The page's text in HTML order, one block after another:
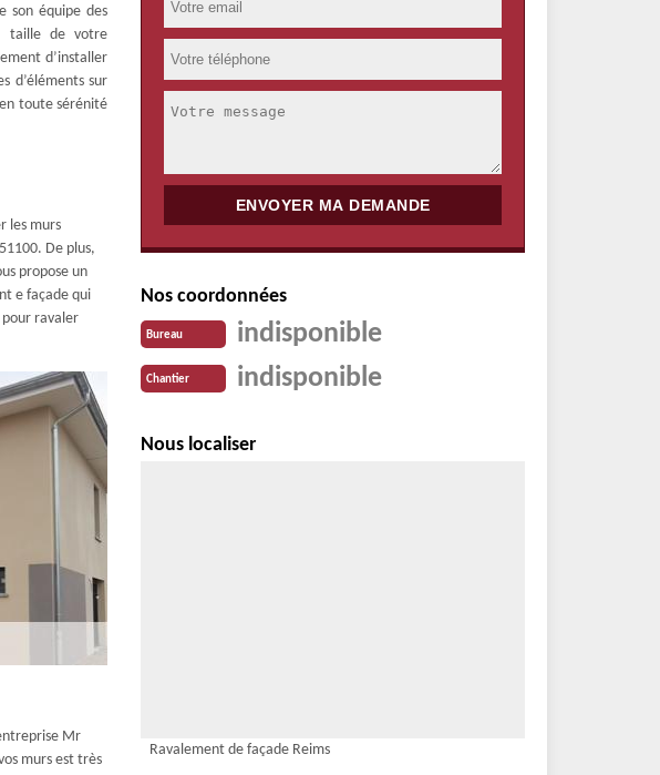
son équipe des
taille de votre
d’installer
d’éléments sur
toute sérénité
les murs
De plus,
propose un
e façade qui
pour ravaler
Mr
murs est très
Nos coordonnées
Bureau indisponible
Chantier indisponible
Nous localiser
Ravalement de façade Reims